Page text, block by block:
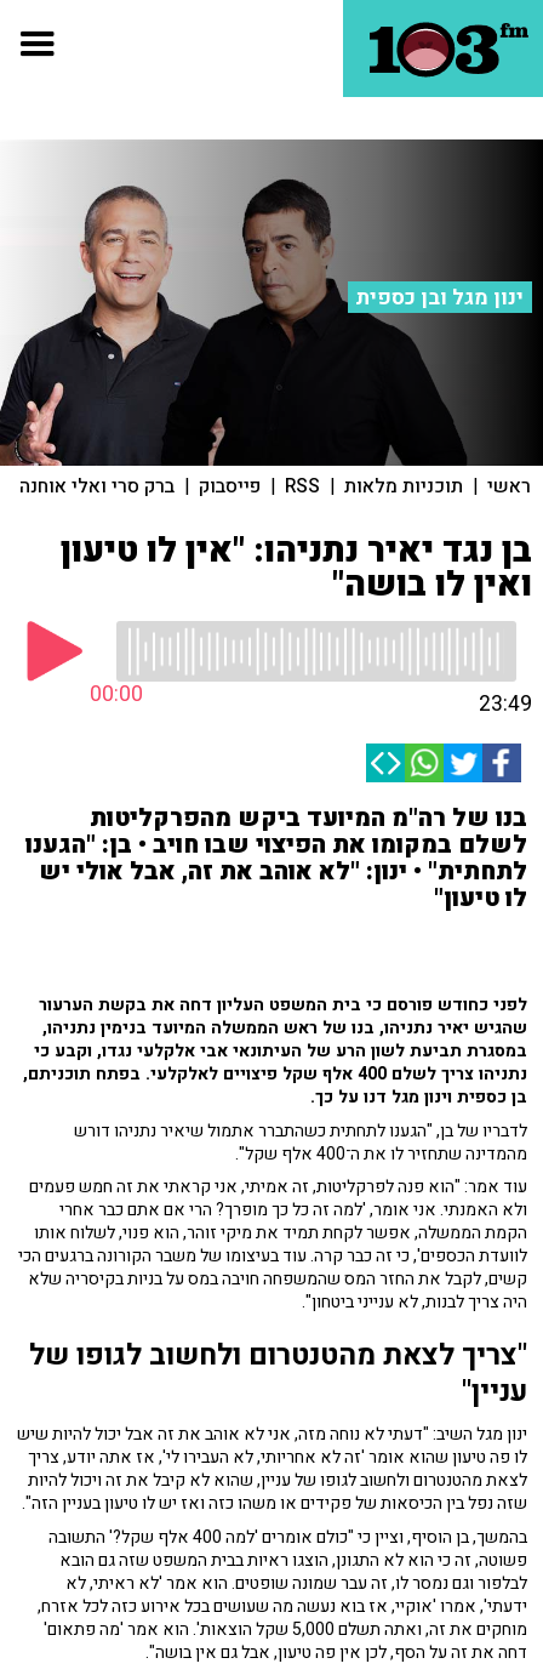
ינון מגל ובן כספית
ראשי | תוכניות מלאות |
RSS
| פייסבוק | ברק סרי ואלי אוחנה
בן נגד יאיר נתניהו: "אין לו טיעון
ואין לו בושה"
00:00 23:49
בנו של רה"מ המיועד ביקש מהפרקליטות
לשלם במקומו את הפיצוי שבו חויב • בן: "הגענו
לתחתית" • ינון: "לא אוהב את זה, אבל אולי יש
לו טיעון"
לפני כחודש פורסם כי בית המשפט העליון דחה את בקשת הערעור
שהגיש יאיר נתניהו, בנו של ראש הממשלה המיועד בנימין נתניהו,
במסגרת תביעת לשון הרע של העיתונאי אבי אלקלעי נגדו, וקבע כי
נתניהו צריך לשלם 400 אלף שקל פיצויים לאלקלעי.
בפתח תוכניתם,
בן כספית וינון מגל דנו על כך.
לדבריו של בן, "הגענו לתחתית כשהתברר אתמול שיאיר נתניהו דורש
מהמדינה שתחזיר לו את ה־400 אלף שקל".
עוד אמר: "הוא פנה לפרקליטות, זה אמיתי, אני קראתי את זה חמש פעמים
ולא האמנתי. אני אומר, 'למה זה כל כך מופרך? הרי אם אתם כבר אחרי
הקמת הממשלה, אפשר לקחת תמיד את מיקי זוהר, הוא פנוי, לשלוח אותו
לוועדת הכספים', כי זה כבר קרה. עוד בעיצומו של משבר הקורונה ברגעים הכי
קשים, לקבל את החזר המס שהמשפחה חויבה במס על בניות בקיסריה שלא
היה צריך לבנות, לא ענייני ביטחון".
"צריך לצאת מהטנטרום ולחשוב לגופו של
עניין"
ינון מגל השיב: "דעתי לא נוחה מזה, אני לא אוהב את זה אבל יכול להיות שיש
לו פה טיעון שהוא אומר 'זה לא אחריותי, לא העבירו לי', אז אתה יודע, צריך
לצאת מהטנטרום ולחשוב לגופו של עניין, שהוא לא קיבל את זה ויכול להיות
שזה נפל בין הכיסאות של פקידים או משהו כזה ואז יש לו טיעון בעניין הזה".
בהמשך, בן הוסיף, וציין כי "כולם אומרים 'למה 400 אלף שקל?' התשובה
פשוטה, זה כי הוא לא התגונן, הוצגו ראיות בבית המשפט שזה גם הובא
לבלפור וגם נמסר לו, זה עבר שמונה שופטים. הוא אמר 'לא ראיתי, לא
ידעתי', אמרו 'אוקיי, אז בוא נעשה מה שעושים בכל אירוע כזה לכל אזרח,
מוחקים את זה, ואתה תשלם 5,000 שקל הוצאות'. הוא אמר 'מה פתאום'
דחה את זה על הסף, לכן אין פה טיעון, אבל גם אין בושה".